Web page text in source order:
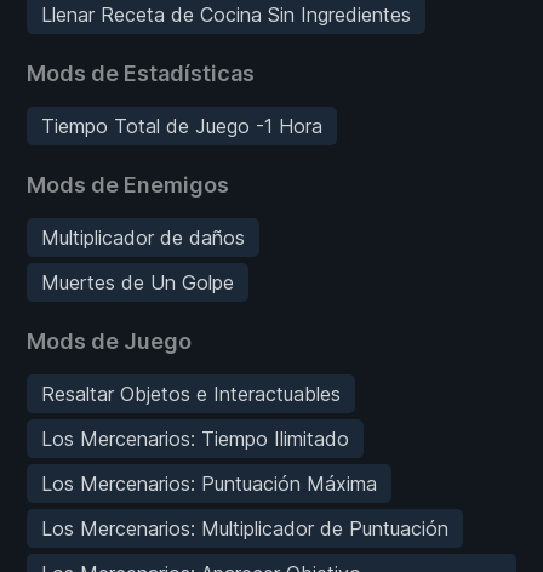
Llenar Receta de Cocina Sin Ingredientes
Mods de Estadísticas
Tiempo Total de Juego -1 Hora
Mods de Enemigos
Multiplicador de daños
Muertes de Un Golpe
Mods de Juego
Resaltar Objetos e Interactuables
Los Mercenarios: Tiempo Ilimitado
Los Mercenarios: Puntuación Máxima
Los Mercenarios: Multiplicador de Puntuación